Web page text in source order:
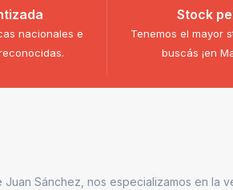
nacionales e
Stock
Tenemos el mayor
buscás ¡en
Juan Sánchez, nos especializamos en la